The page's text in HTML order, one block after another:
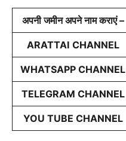
अपनी जमीन अपने नाम कराएं –
ARATTAI CHANNEL
WHATSAPP CHANNEL
TELEGRAM CHANNEL
YOU TUBE CHANNEL